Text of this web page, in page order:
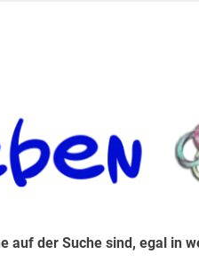
auf der Suche sind, egal in